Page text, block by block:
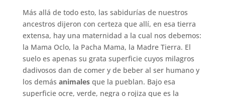
Más allá de todo esto, las sabidurías de nuestros
ancestros dijeron con certeza que allí, en esa tierra
extensa, hay una maternidad a la cual nos debemos:
la Mama Oclo, la Pacha Mama, la Madre Tierra. El
suelo es apenas su grata superficie cuyos milagros
dadivosos dan de comer y de beber al ser humano y
los demás animalesque la pueblan. Bajo esa
superficie ocre, verde, negra o rojiza que es la